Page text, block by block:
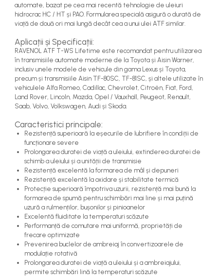
automate, bazat pe cea mai recentă tehnologie de uleiuri
hidrocrac HC / HT și PAO. Formularea specială asigură o durată de
viață de două ori mai lungă decât cea a unui ulei ATF similar.
Aplicații și Specificații:
RAVENOL ATF T-WS Lifetime este recomandat pentru utilizarea
în transmisiile automate moderne de la Toyota și Aisin Warner,
inclusiv unele modele de vehicule din gama Lexus și Toyota,
precum și transmisiile Aisin TF-80SC, TF-81SC, și altele utilizate în
vehiculele Alfa Romeo, Cadillac, Chevrolet, Citroën, Fiat, Ford,
Land Rover, Lincoln, Mazda, Opel / Vauxhall, Peugeot, Renault,
Saab, Volvo, Volkswagen, Audi și Skoda.
Caracteristici principale:
Rezistență superioară la eșecurile de lubrifiere în condiții de
funcționare severe
Prolongarea duratei de viață a uleiului, extinderea duratei de
schimb a uleiului și a unității de transmisie
Rezistență excelentă la formarea de mâl și depuneri
Rezistență excelentă la oxidare și stabilitate termică
Protecție superioară împotriva uzurii, rezistență mai bună la
formarea de spumă pentru schimbări mai line și mai puțină
uzură a rulmenților, bușonilor și pinioanelor
Excelentă fluiditate la temperaturi scăzute
Performanță de comutare mai uniformă, proprietăți de
frecare optimizate
Prevenirea buclelor de ambreiaj în convertizoarele de
modulație rotativă
Prolongarea duratei de viață a uleiului și a ambreiajului,
permite schimbări lină la temperaturi scăzute